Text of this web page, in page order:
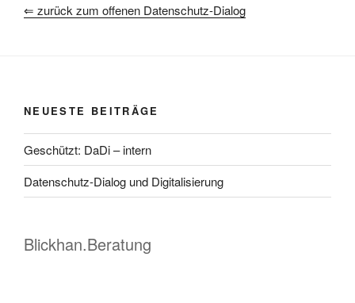
⇐ zurück zum offenen Datenschutz-Dialog
NEUESTE BEITRÄGE
Geschützt: DaDi – intern
Datenschutz-Dialog und Digitalisierung
Blickhan.Beratung